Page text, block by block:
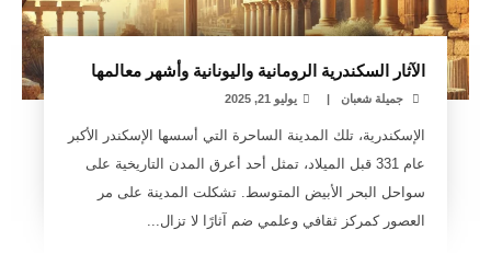
الآثار السكندرية الرومانية واليونانية وأشهر معالمها
جميلة شعبان | يوليو 21, 2025
الإسكندرية، تلك المدينة الساحرة التي أسسها الإسكندر الأكبر
عام 331 قبل الميلاد، تمثل أحد أعرق المدن التاريخية على
سواحل البحر الأبيض المتوسط. تشكلت المدينة على مر
العصور كمركز ثقافي وعلمي ضم آثارًا لا تزال...